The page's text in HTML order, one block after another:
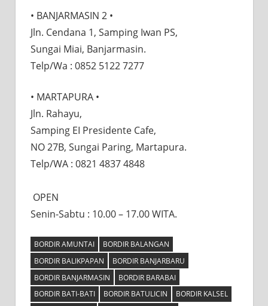
• BANJARMASIN 2 •
Jln. Cendana 1, Samping Iwan PS,
Sungai Miai, Banjarmasin.
Telp/Wa : 0852 5122 7277
• MARTAPURA •⠀⠀
Jln. Rahayu,⠀⠀
Samping EI Presidente Cafe,⠀⠀
NO 27B, Sungai Paring, Martapura.
Telp/WA : 0821 4837 4848⠀
OPEN⠀
Senin-Sabtu : 10.00 – 17.00 WITA.
BORDIR AMUNTAI
BORDIR BALANGAN
BORDIR BALIKPAPAN
BORDIR BANJARBARU
BORDIR BANJARMASIN
BORDIR BARABAI
BORDIR BATI-BATI
BORDIR BATULICIN
BORDIR KALSEL